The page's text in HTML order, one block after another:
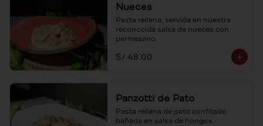
Nueces
Pasta rellena, servida en nuestra
reconocida salsa de nueces con
parmesano.
S/ 48.00
Panzotti de Pato
Pasta rellena de pato confitado
bañada en salsa de hongos.